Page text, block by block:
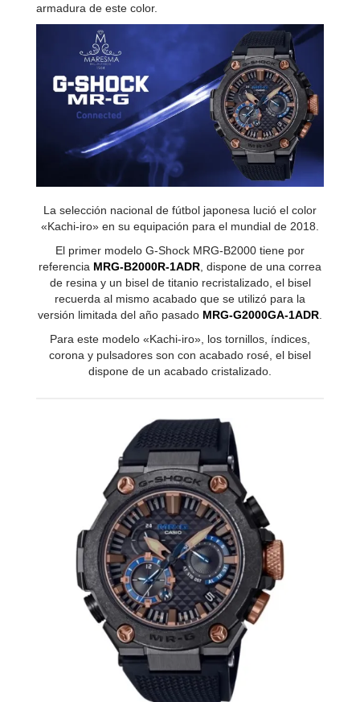
armadura de este color.
La selección nacional de fútbol japonesa lució el color
«Kachi-iro» en su equipación para el mundial de 2018.
El primer modelo G-Shock MRG-B2000 tiene por
referencia MRG-B2000R-1ADR , dispone de una correa
de resina y un bisel de titanio recristalizado, el bisel
recuerda al mismo acabado que se utilizó para la
versión limitada del año pasado MRG-G2000GA-1ADR
Para este modelo «Kachi-iro», los tornillos, índices,
corona y pulsadores son con acabado rosé, el bisel
dispone de un acabado cristalizado.